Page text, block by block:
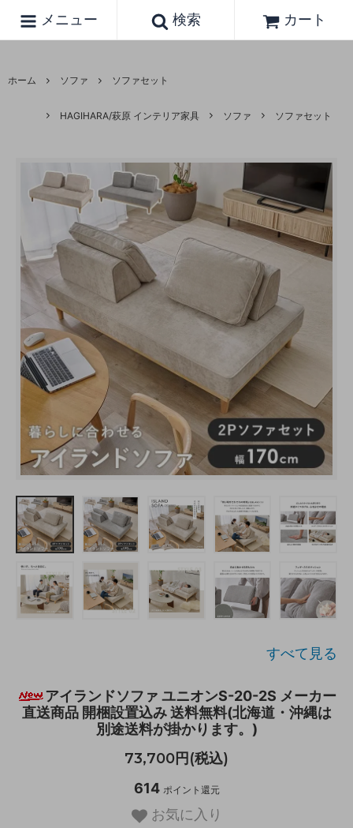
メニュー 検索 カート
ホーム ソファ ソファセット
HAGIHARA/萩原 インテリア家具 ソファ ソファセット
すべて見る
アイランドソファ ユニオンS-20-2S メーカー
直送商品 開梱設置込み 送料無料(北海道・沖縄は
別途送料が掛かります。)
73,700円(税込)
614 ポイント還元
お気に入り